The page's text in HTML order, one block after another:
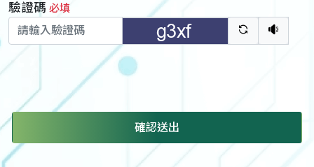
驗證碼 必填
驗證碼重新
聽語
確認送出